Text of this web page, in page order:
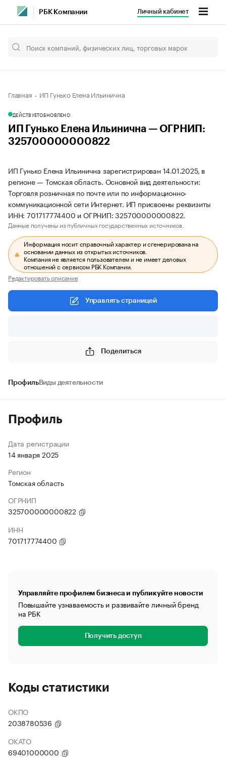
РБК Компании Личный кабинет
Главная ИП Гунько Елена Ильинична
ДЕЙСТВУЕТОБНОВЛЕНО
ИП Гунько Елена Ильинична — ОГРНИП:
325700000000822
ИП Гунько Елена Ильинична зарегистрирован 14.01.2025, в
регионе — Томская область. Основной вид деятельности:
Торговля розничная по почте или по информационно-
коммуникационной сети Интернет. ИП присвоены реквизиты
ИНН: 701717774400 и ОГРНИП: 325700000000822.
Данные получены из публичных государственных источников.
Информация носит справочный характер и сгенерирована на
основании данных из открытых источников.
Компания не является пользователем и не имеет деловых
отношений с сервисом РБК Компании.
Редактировать описание
Управлять страницей
Поделиться
ПрофильВиды деятельности
Профиль
Дата регистрации
14 января 2025
Регион
Томская область
ОГРНИП
325700000000822
ИНН
701717774400
Управляйте профилем бизнеса и публикуйте новости
Повышайте узнаваемость и развивайте личный бренд
на РБК
Получить доступ
Коды статистики
ОКПО
2038780536
ОКАТО
69401000000